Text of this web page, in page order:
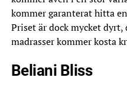
kommer garanterat hitta
Priset är dock mycket dyrt,
madrasser kommer kosta
Beliani Bliss